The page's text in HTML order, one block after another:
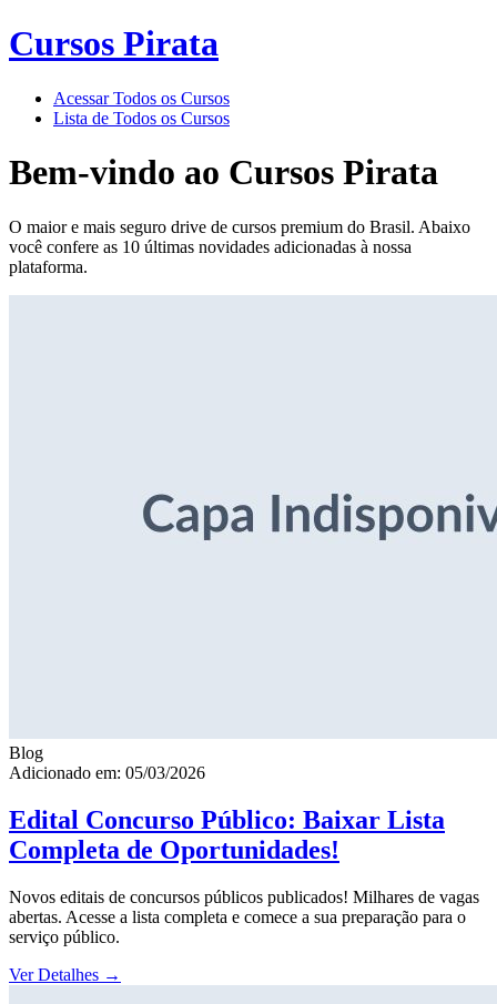
Cursos Pirata
Acessar Todos os Cursos
Lista de Todos os Cursos
Bem-vindo ao Cursos Pirata
O maior e mais seguro drive de cursos premium do Brasil. Abaixo
você confere as 10 últimas novidades adicionadas à nossa
plataforma.
Blog
Adicionado em: 05/03/2026
Edital Concurso Público: Baixar Lista
Completa de Oportunidades!
Novos editais de concursos públicos publicados! Milhares de vagas
abertas. Acesse a lista completa e comece a sua preparação para o
serviço público.
Ver Detalhes →